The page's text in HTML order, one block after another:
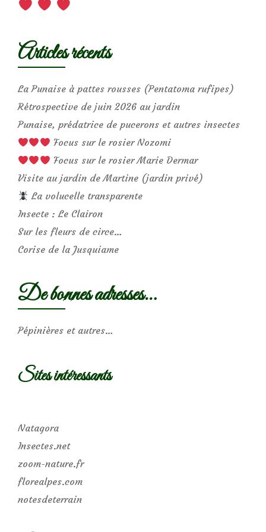
Articles récents
La Punaise à pattes rousses (Pentatoma rufipes)
Rétrospective de juin 2026 au jardin
Punaise, prédatrice de pucerons et autres insectes
Focus sur le rosier Nozomi
Focus sur le rosier Marie Dermar
Visite au jardin de Martine (jardin privé)
La volucelle transparente
Insecte : Le Clairon
Sur les fleurs de circe…
Corise de la Jusquiame
De bonnes adresses…
Pépinières et autres…
Sites intéressants
Natagora
Insectes.net
zoom-nature.fr
florealpes.com
notesdeterrain